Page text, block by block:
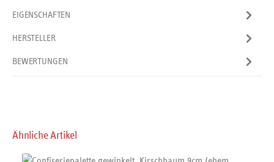
EIGENSCHAFTEN
HERSTELLER
BEWERTUNGEN
Produktgalerie überspringen
Ähnliche Artikel